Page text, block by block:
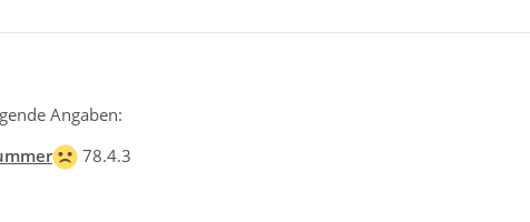
Angaben:
78.4.3